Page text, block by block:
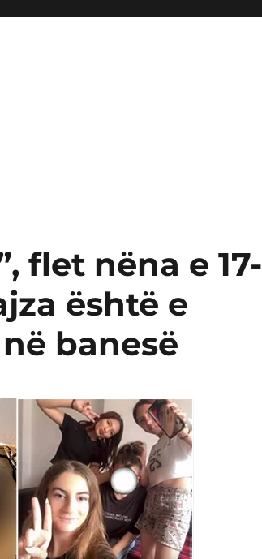
flet nëna e 17-
është e
banesë